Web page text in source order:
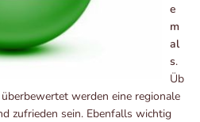
e
m
al
s.
Üb
werden eine regionale
zufrieden sein. Ebenfalls wichtig